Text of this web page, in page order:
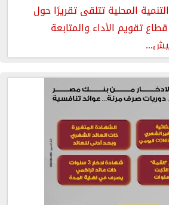
المحلية تتلقى تقريرًا حول
تقويم الأداء والمتابعة